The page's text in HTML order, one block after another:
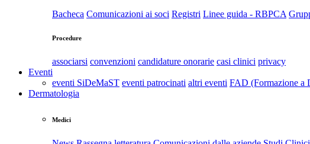
Bacheca Comunicazioni ai soci Registri Linee guida - RBPCA
Procedure
associarsi convenzioni candidature onorarie casi clinici privacy
Eventi
eventi SiDeMaST eventi patrocinati altri eventi FAD (Formazione a
Dermatologia
Medici